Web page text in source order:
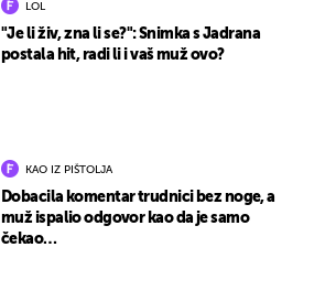
LOL
"Je li živ, zna li se?": Snimka s Jadrana
postala hit, radi li i vaš muž ovo?
KAO IZ PIŠTOLJA
Dobacila komentar trudnici bez noge, a
muž ispalio odgovor kao da je samo
čekao…